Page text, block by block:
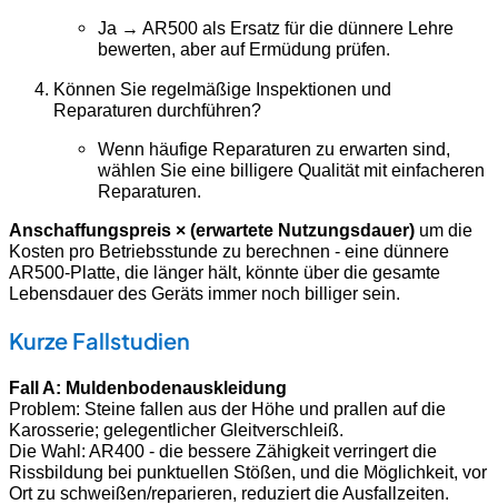
Ja → AR500 als Ersatz für die dünnere Lehre
bewerten, aber auf Ermüdung prüfen.
Können Sie regelmäßige Inspektionen und
Reparaturen durchführen?
Wenn häufige Reparaturen zu erwarten sind,
wählen Sie eine billigere Qualität mit einfacheren
Reparaturen.
Anschaffungspreis × (erwartete Nutzungsdauer) um die
Kosten pro Betriebsstunde zu berechnen - eine dünnere
AR500-Platte, die länger hält, könnte über die gesamte
Lebensdauer des Geräts immer noch billiger sein.
Kurze Fallstudien
Fall A: Muldenbodenauskleidung
Problem: Steine fallen aus der Höhe und prallen auf die
Karosserie; gelegentlicher Gleitverschleiß.
Die Wahl: AR400 - die bessere Zähigkeit verringert die
Rissbildung bei punktuellen Stößen, und die Möglichkeit, vor
Ort zu schweißen/reparieren, reduziert die Ausfallzeiten.